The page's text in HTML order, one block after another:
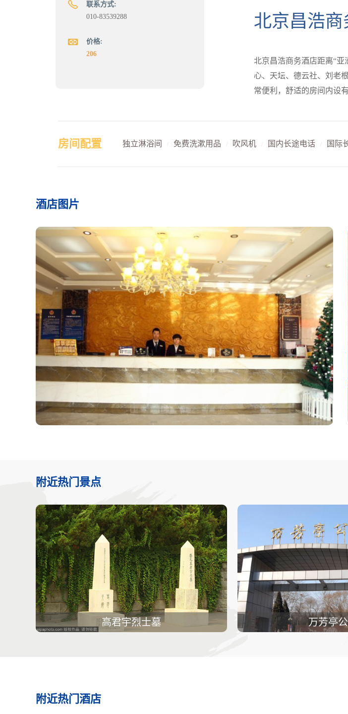
联系方式:
010-83539288
价格:
206
北京昌浩商
北京昌浩商务酒店距离“
心、天坛、德云社、刘老
房间配置 独立淋浴间 免费洗漱用品 吹风机 国内长途电话 国际
酒店图片
附近热门景点
高君宇烈士墓 万芳亭
附近热门酒店